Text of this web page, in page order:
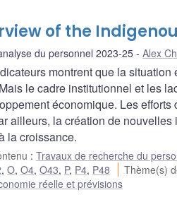
of the
du personnel 2023-25 Alex
montrent que la
le cadre institutionnel et les
économique. Les
ailleurs, la création de
la croissance.
: Travaux de recherche du
, O, O4, O43, P, P4, P48 Thème(s)
réelle et prévisions